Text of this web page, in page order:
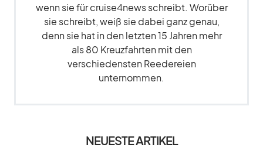
wenn sie für cruise4news schreibt. Worüber
sie schreibt, weiß sie dabei ganz genau,
denn sie hat in den letzten 15 Jahren mehr
als 80 Kreuzfahrten mit den
verschiedensten Reedereien
unternommen.
NEUESTE ARTIKEL